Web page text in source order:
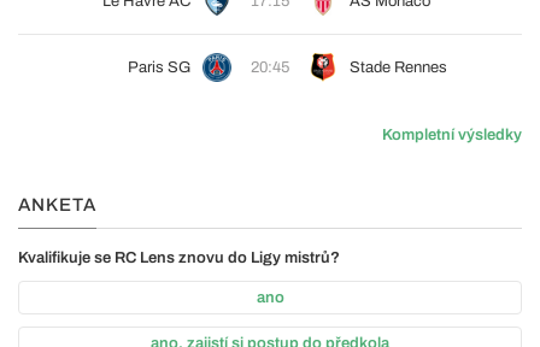
Paris SG 20:45 Stade Rennes
Kompletní výsledky
ANKETA
Kvalifikuje se RC Lens znovu do Ligy mistrů?
ano
ano, zajistí si postup do předkola